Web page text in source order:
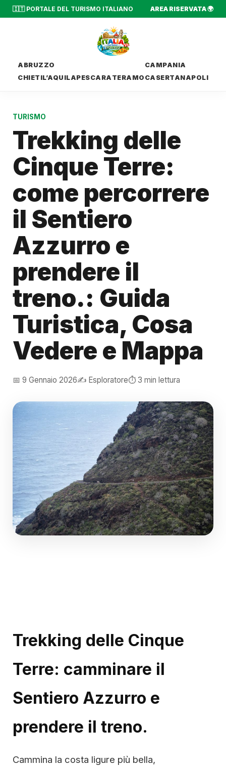
🇮🇹 PORTALE DEL TURISMO ITALIANO AREA RISERVATA 🌍
ABRUZZO
CHIETIL’AQUILAPESCARA TERAMO
CAMPANIA
CASERTANAPOLI
TURISMO
Trekking delle
Cinque Terre:
come percorrere
il Sentiero
Azzurro e
prendere il
treno.: Guida
Turistica, Cosa
Vedere e Mappa
📅 9 Gennaio 2026✍️ Esploratore⏱️ 3 min lettura
Trekking delle Cinque
Terre: camminare il
Sentiero Azzurro e
prendere il treno.
Cammina la costa ligure più bella,